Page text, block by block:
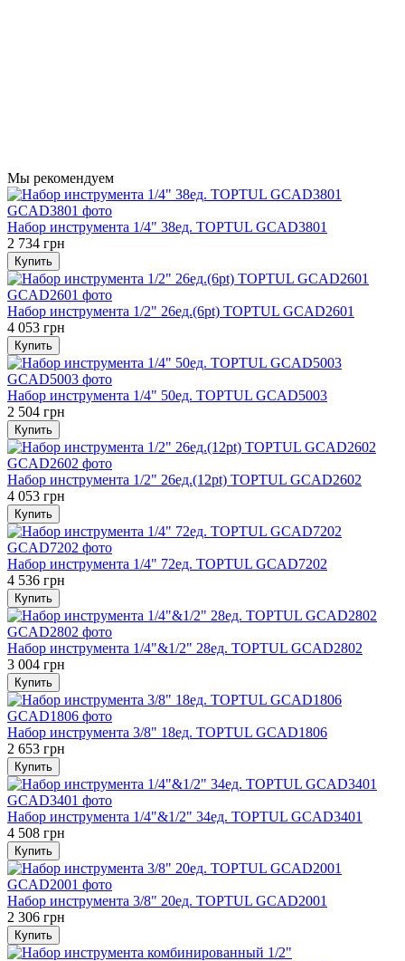
Мы рекомендуем
Набор инструмента 1/4" 38ед. TOPTUL GCAD3801
2 734 грн
Купить
Набор инструмента 1/2" 26ед.(6pt) TOPTUL GCAD2601
4 053 грн
Купить
Набор инструмента 1/4" 50ед. TOPTUL GCAD5003
2 504 грн
Купить
Набор инструмента 1/2" 26ед.(12pt) TOPTUL GCAD2602
4 053 грн
Купить
Набор инструмента 1/4" 72ед. TOPTUL GCAD7202
4 536 грн
Купить
Набор инструмента 1/4"&1/2" 28ед. TOPTUL GCAD2802
3 004 грн
Купить
Набор инструмента 3/8" 18ед. TOPTUL GCAD1806
2 653 грн
Купить
Набор инструмента 1/4"&1/2" 34ед. TOPTUL GCAD3401
4 508 грн
Купить
Набор инструмента 3/8" 20ед. TOPTUL GCAD2001
2 306 грн
Купить